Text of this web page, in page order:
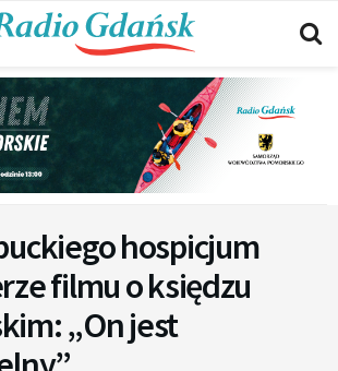
hospicjum
filmu o księdzu
„On jest